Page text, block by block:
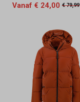
Vanaf € 24,00 € 79,99